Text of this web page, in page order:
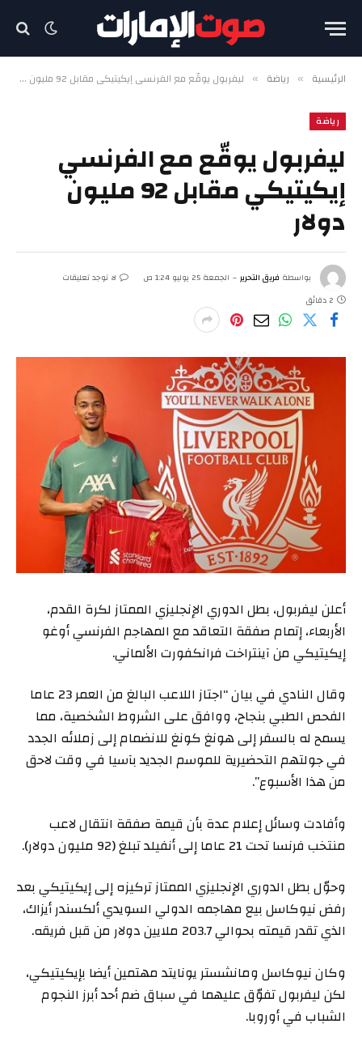
الرئيسية » رياضة » ليفربول يوقّع مع الفرنسي إيكيتيكي مقابل 92 مليون دولار
رياضة
ليفربول يوقّع مع الفرنسي
إيكيتيكي مقابل 92 مليون
دولار
بواسطة فريق التحرير الجمعة 25 يوليو 1:24 ص
لا توجد تعليقات
2 دقائق
أعلن ليفربول، بطل الدوري الإنجليزي الممتاز لكرة القدم،
الأربعاء، إتمام صفقة التعاقد مع المهاجم الفرنسي أوغو
إيكيتيكي من آينتراخت فرانكفورت الألماني.
وقال النادي في بيان “اجتاز اللاعب البالغ من العمر 23 عاما
الفحص الطبي بنجاح، ووافق على الشروط الشخصية، مما
يسمح له بالسفر إلى هونغ كونغ للانضمام إلى زملائه الجدد
في جولتهم التحضيرية للموسم الجديد بآسيا في وقت لاحق
من هذا الأسبوع”.
وأفادت وسائل إعلام عدة بأن قيمة صفقة انتقال لاعب
منتخب فرنسا تحت 21 عاما إلى أنفيلد تبلغ (92 مليون دولار).
وحوّل بطل الدوري الإنجليزي الممتاز تركيزه إلى إيكيتيكي بعد
رفض نيوكاسل بيع مهاجمه الدولي السويدي ألكسندر أيزاك،
الذي تقدر قيمته بحوالي 203.7 ملايين دولار من قبل فريقه.
وكان نيوكاسل ومانشستر يونايتد مهتمين أيضا بإيكيتيكي،
لكن ليفربول تفوّق عليهما في سباق ضم أحد أبرز النجوم
الشباب في أوروبا.